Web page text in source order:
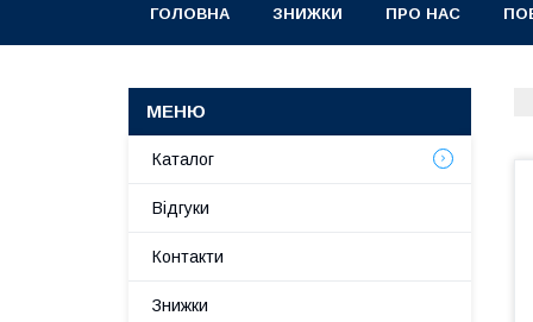
ГОЛОВНА ЗНИЖКИ ПРО НАС
Каталог
Відгуки
Контакти
Знижки